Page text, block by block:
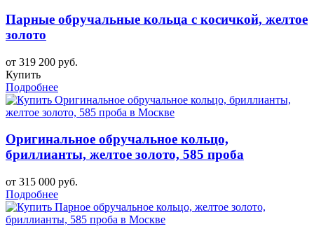
Парные обручальные кольца с косичкой, желтое
золото
от 319 200 руб.
Купить
Подробнее
Оригинальное обручальное кольцо,
бриллианты, желтое золото, 585 проба
от 315 000 руб.
Подробнее